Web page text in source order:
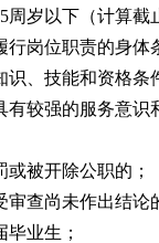
周岁以下（计算
行岗位职责的身体
、技能和资格条
有较强的服务意识
被开除公职的；
查尚未作出结论
业生；